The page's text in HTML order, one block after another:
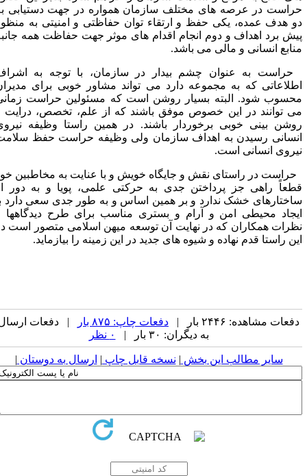
در عرصه های مختلف سازمان همواره در جهت دستیابی به
هدف عمده، یکی حفظ و ارتقاء توان حفاظتی و امنیتی به منظور
برد اهداف و دوم انجام اقدام های موثر جهت حفاظت همه جانبه
انسانی و مالی می باشد.
به عنوان چشم بیدار در سازمان، با توجه به اشراف
که به مجموعه دارد می تواند مشاور خوبی برای مدیران
شود. البته بسیار روشن است که مسئولین حراست زمانی
توانند در این خصوص موفق باشند که از علم، تخصص، درایت و
بینی خوبی برخوردار باشند. در همین راستا وظیفه نیروی
رسیدن به اهداف سازمان ولی وظیفه حراست حفظ سلامت
انسانی است.
در راستای نقش و جایگاه خویش و با عنایت به مخاطبین خود
راهی جز پرداختن جدی به حرکتی علمی، پویا و به دور از
خشک ندارد و بر همین اساس و به طور جدی سعی دارد با
محیطی امن و آرام و بستری مناسب برای طرح دیدگاهها و
همکاران که در نهایت آن توسعه میهن اسلامی متصور است در
راستا قدم نهاده و شیوه های جدید در این زمینه را بیازماید.
دفعات مشاهده: ۲۴۴۶ بار | دفعات چاپ: ۸۷۵ بار
| دفعات ارسال
به دیگران: ۳۰ بار |
سایر مطالب این بخش | نسخه قابل چاپ| ارسال به دوستان|